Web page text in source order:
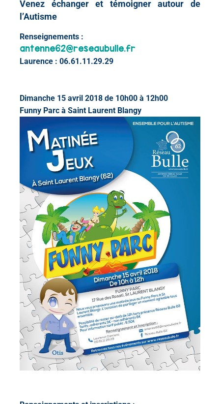
Venez échanger et témoigner autour de
l’Autisme
Renseignements :
antenne62@reseaubulle.fr
Laurence : 06.61.11.29.29
Dimanche 15 avril 2018 de 10h00 à 12h00
Funny Parc à Saint Laurent Blangy